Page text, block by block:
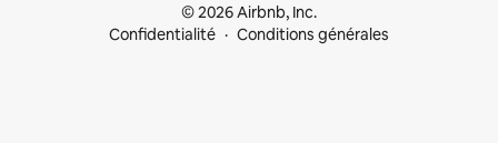
© 2026 Airbnb, Inc.
Confidentialité
Conditions générales